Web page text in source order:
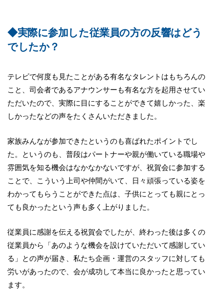
◆実際に参加した従業員の方の反響はどう
でしたか？
テレビで何度も見たことがある有名なタレントはもちろんの
こと、司会者であるアナウンサーも有名な方を起用させてい
ただいたので、実際に目にすることができて嬉しかった、楽
しかったなどの声をたくさんいただきました。
家族みんなが参加できたというのも喜ばれたポイントでし
た。というのも、普段はパートナーや親が働いている職場や
雰囲気を知る機会はなかなかないですが、祝賀会に参加する
ことで、こういう上司や仲間がいて、日々頑張っている姿を
わかってもらうことができた点は、子供にとっても親にとっ
ても良かったという声も多く上がりました。
従業員に感謝を伝える祝賀会でしたが、終わった後は多くの
従業員から「あのような機会を設けていただいて感謝してい
る」との声が届き、私たち企画・運営のスタッフに対しても
労いがあったので、会が成功して本当に良かったと思ってい
ます。